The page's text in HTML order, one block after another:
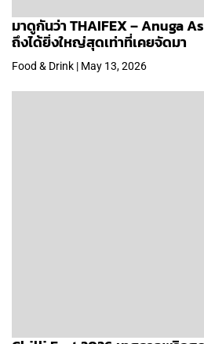
มาดูกันว่า THAIFEX – Anuga
ถึงได้ยิ่งใหญ่สุดเท่าที่เคยจัดมา
Food & Drink | May 13, 2026